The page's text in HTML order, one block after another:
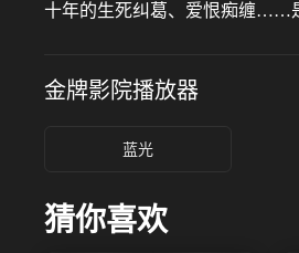
十年的生死纠葛、爱恨痴缠……
金牌影院播放器
蓝光
猜你喜欢